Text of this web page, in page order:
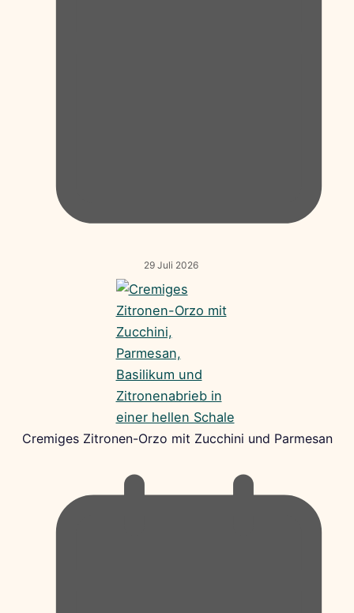
29 Juli 2026
Cremiges Zitronen-Orzo mit Zucchini und Parmesan